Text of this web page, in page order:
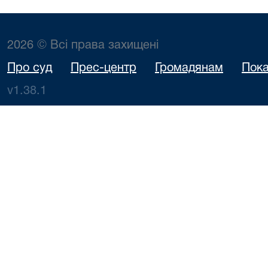
2026 © Всі права захищені
Про суд Прес-центр Громадянам
v1.38.1